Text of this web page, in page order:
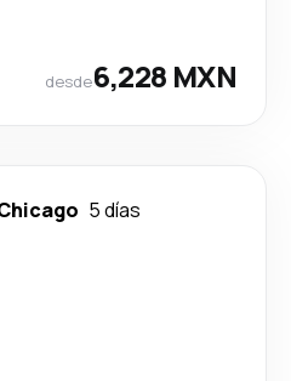
desde6,228 MXN
5 días